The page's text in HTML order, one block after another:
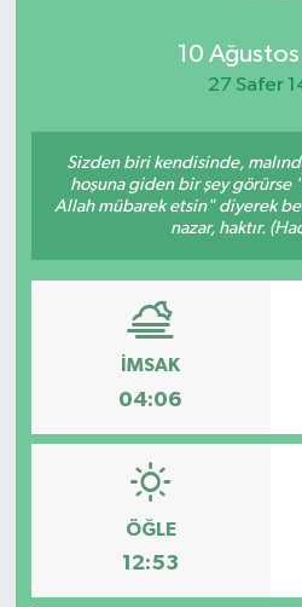
10
27 Safer
Sizden biri kendisinde,
hoşuna giden bir şey görürse
Allah mübarek etsin" diyerek
nazar, haktır.
İMSAK
04:06
ÖĞLE
12:53
Yaşam